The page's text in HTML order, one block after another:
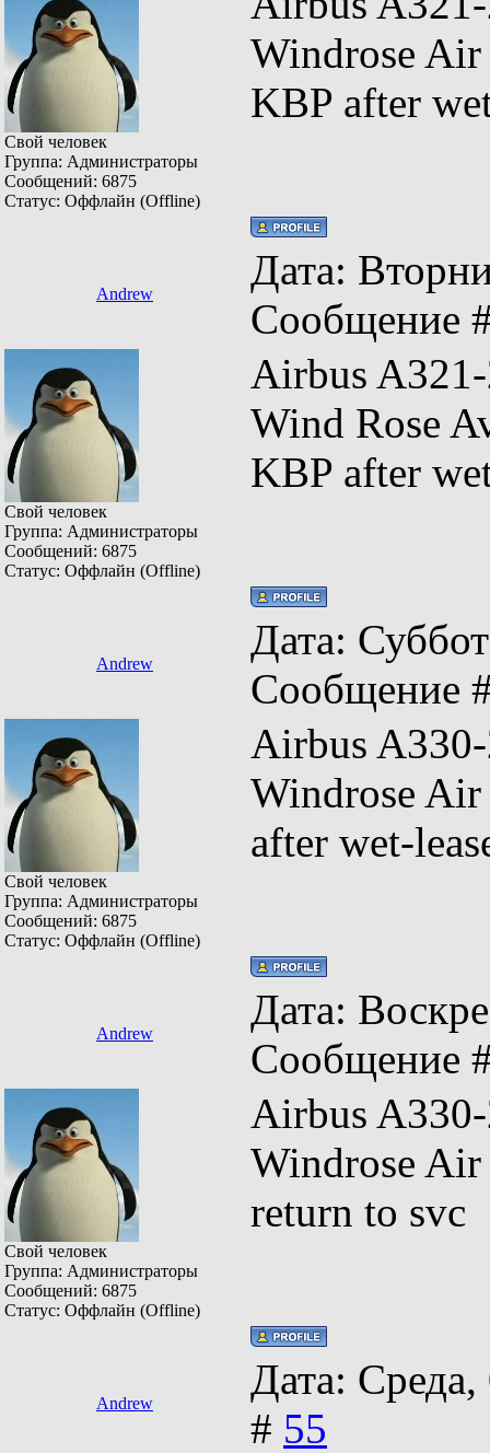
Свой человек
Группа: Администраторы
Сообщений: 6875
Статус: Оффлайн (Offline)
Windrose
KBP after
Andrew
Дата:
Сообщение
Свой человек
Группа: Администраторы
Сообщений: 6875
Статус: Оффлайн (Offline)
Airbus
Wind Rose
KBP after
Andrew
Дата:
Сообщение
Свой человек
Группа: Администраторы
Сообщений: 6875
Статус: Оффлайн (Offline)
Airbus
Windrose
after wet-
Andrew
Дата:
Сообщение
Свой человек
Группа: Администраторы
Сообщений: 6875
Статус: Оффлайн (Offline)
Airbus
Windrose
return to
Andrew
Дата:
# 55